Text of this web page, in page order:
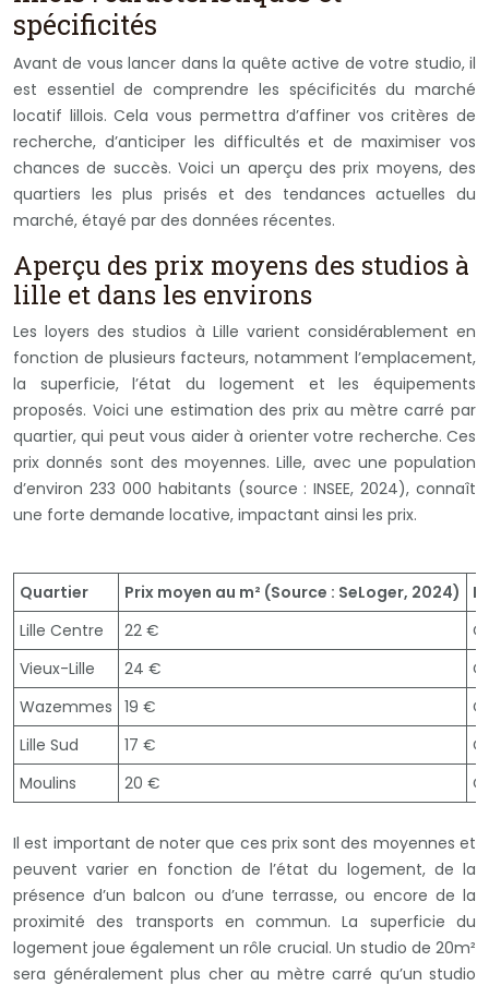
spécificités
Avant de vous lancer dans la quête active de votre studio, il
est essentiel de comprendre les spécificités du marché
locatif lillois. Cela vous permettra d’affiner vos critères de
recherche, d’anticiper les difficultés et de maximiser vos
chances de succès. Voici un aperçu des prix moyens, des
quartiers les plus prisés et des tendances actuelles du
marché, étayé par des données récentes.
Aperçu des prix moyens des studios à
lille et dans les environs
Les loyers des studios à Lille varient considérablement en
fonction de plusieurs facteurs, notamment l’emplacement,
la superficie, l’état du logement et les équipements
proposés. Voici une estimation des prix au mètre carré par
quartier, qui peut vous aider à orienter votre recherche. Ces
prix donnés sont des moyennes. Lille, avec une population
d’environ 233 000 habitants (source : INSEE, 2024), connaît
une forte demande locative, impactant ainsi les prix.
Quartier Prix moyen au m² (Source : SeLoger, 2024)
Lille Centre
22 €
Vieux-Lille
24 €
Wazemmes 19 €
Lille Sud
17 €
Moulins
20 €
Il est important de noter que ces prix sont des moyennes et
peuvent varier en fonction de l’état du logement, de la
présence d’un balcon ou d’une terrasse, ou encore de la
proximité des transports en commun. La superficie du
logement joue également un rôle crucial. Un studio de 20m²
sera généralement plus cher au mètre carré qu’un studio